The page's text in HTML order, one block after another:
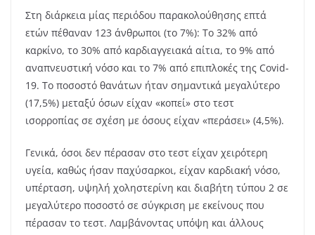
Στη διάρκεια μίας περιόδου παρακολούθησης επτά
ετών πέθαναν 123 άνθρωποι (το 7%): Το 32% από
καρκίνο, το 30% από καρδιαγγειακά αίτια, το 9% από
αναπνευστική νόσο και το 7% από επιπλοκές της Covid-
19. Το ποσοστό θανάτων ήταν σημαντικά μεγαλύτερο
(17,5%) μεταξύ όσων είχαν «κοπεί» στο τεστ
ισορροπίας σε σχέση με όσους είχαν «περάσει» (4,5%).
Γενικά, όσοι δεν πέρασαν στο τεστ είχαν χειρότερη
υγεία, καθώς ήσαν παχύσαρκοι, είχαν καρδιακή νόσο,
υπέρταση, υψηλή χοληστερίνη και διαβήτη τύπου 2 σε
μεγαλύτερο ποσοστό σε σύγκριση με εκείνους που
πέρασαν το τεστ. Λαμβάνοντας υπόψη και άλλους